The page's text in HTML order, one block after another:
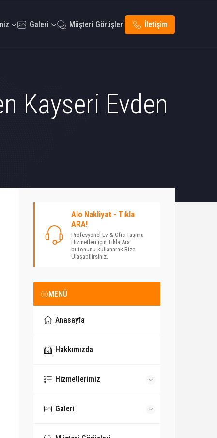
Galeri Müşteri Görüşleri İletişim
Kayseri Evden
Alo Nakliyat - Tıkla
ARA!
Profesyonel Ev & Ofis Taşıma
Hizmetleri için Tıkla Ara
butonunu kullanarak Bize
Ulaşabilirsiniz.
MENÜ
Anasayfa
Hakkımızda
Hizmetlerimiz
Galeri